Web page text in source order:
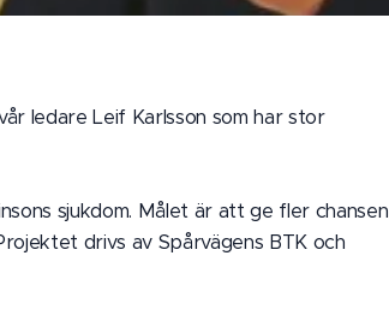
ledare Leif Karlsson som har stor
sjukdom. Målet är att ge fler chansen
drivs av Spårvägens BTK och